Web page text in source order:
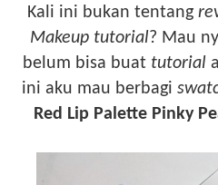
Kali ini bukan tentang
Makeup tutorial ? Mau
belum bisa buat tutorial
ini aku mau berbagi
Red Lip Palette Pinky